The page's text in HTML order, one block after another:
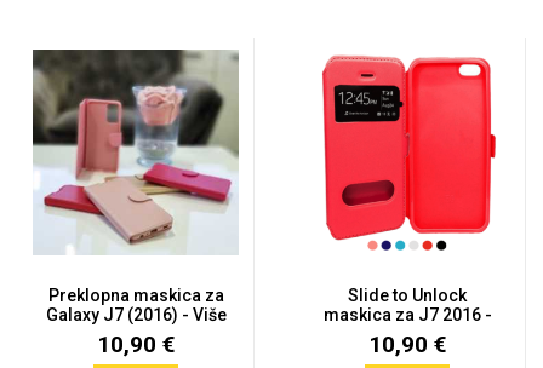
Preklopna maskica za
Galaxy J7 (2016) - Više
b...
10,90 €
Slide to Unlock
maskica za J7 2016 -
Više boja
10,90 €